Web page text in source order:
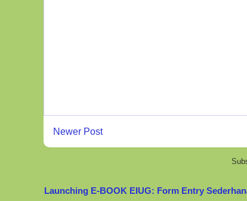
Newer Post
Launching E-BOOK EIUG: Form Entry